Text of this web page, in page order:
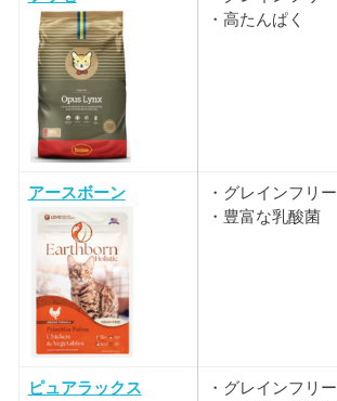
・高たんぱく
アースボーン
・グレインフリー
・豊富な乳酸菌
ピュアラックス
・グレインフリー